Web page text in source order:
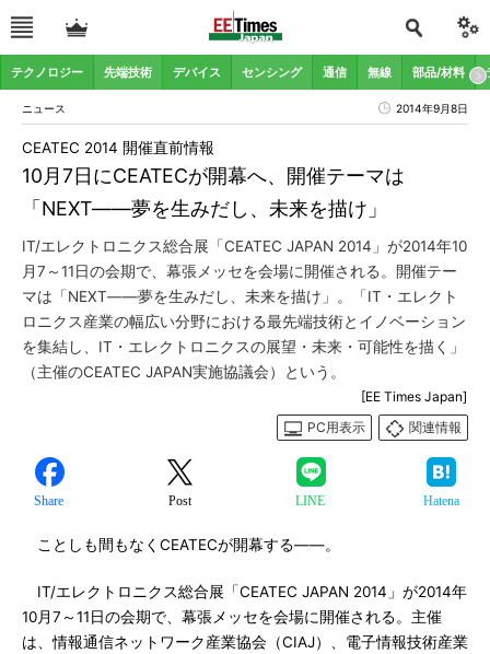
テクノロジー 先端技術 デバイス センシング 通信 無線 部品/材料
ニュース 2014年9月8日
10月7日にCEATECが開幕へ、開催テーマは
「NEXT――夢を生みだし、未来を描け」
CEATEC 2014 開催直前情報
IT/エレクトロニクス総合展「CEATEC JAPAN 2014」が2014年10
月7～11日の会期で、幕張メッセを会場に開催される。開催テー
マは「NEXT――夢を生みだし、未来を描け」。「IT・エレクト
ロニクス産業の幅広い分野における最先端技術とイノベーション
を集結し、IT・エレクトロニクスの展望・未来・可能性を描く」
（主催のCEATEC JAPAN実施協議会）という。
[EE Times Japan]
PC用表示
関連情報
Share Post LINE Hatena
ことしも間もなくCEATECが開幕する――。
IT/エレクトロニクス総合展「CEATEC JAPAN 2014」が2014年
10月7～11日の会期で、幕張メッセを会場に開催される。主催
は、情報通信ネットワーク産業協会（CIAJ）、電子情報技術産業